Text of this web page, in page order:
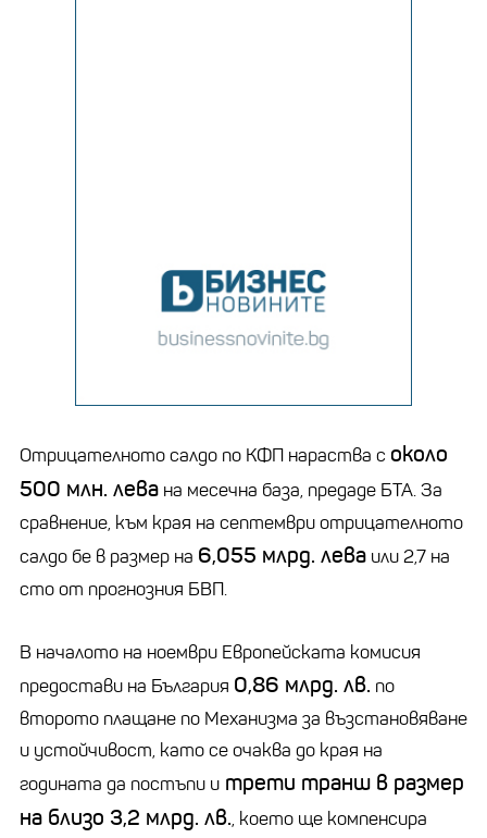
Отрицателното салдо по КФП нараства с около
500 млн. лева на месечна база, предаде БТА. За
сравнение, към края на септември отрицателното
салдо бе в размер на 6,055 млрд. лева или 2,7 на
сто от прогнозния БВП.
В началото на ноември Европейската комисия
предостави на България 0,86 млрд. лв. по
второто плащане по Механизма за възстановяване
и устойчивост, като се очаква до края на
годината да постъпи и трети транш в размер
на близо 3,2 млрд. лв., което ще компенсира